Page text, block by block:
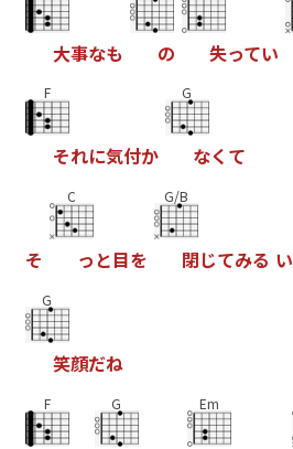
大事なも の 失ってい
F
それに気付か
G
なく て
そ
C
っ と目を
G/B
閉じてみる い
G
笑顔だね
F G Em